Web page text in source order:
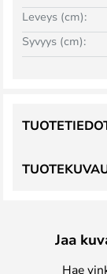
Leveys (cm):
Syvyys (cm):
Jaa
Hae